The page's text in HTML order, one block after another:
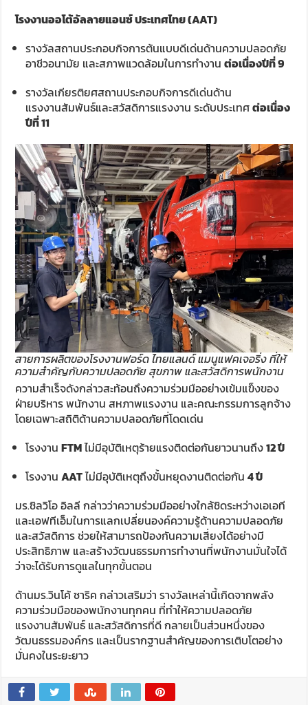
โรงงานออโต้อัลลายแอนซ์ ประเทศไทย (AAT)
รางวัลสถานประกอบกิจการต้นแบบดีเด่นด้านความปลอดภัย
อาชีวอนามัย และสภาพแวดล้อมในการทำงานต่อเนื่องปีที่ 9
รางวัลเกียรติยศสถานประกอบกิจการดีเด่นด้าน
แรงงานสัมพันธ์และสวัสดิการแรงงาน ระดับประเทศต่อเนื่อง
ปีที่ 11
สายการผลิตของโรงงานฟอร์ด ไทยแลนด์ แมนูแฟคเจอริ่ง ที่ให้
ความสำคัญกับความปลอดภัย สุขภาพ และสวัสดิการพนักงาน
ความสำเร็จดังกล่าวสะท้อนถึงความร่วมมืออย่างเข้มแข็งของ
ฝ่ายบริหาร พนักงาน สหภาพแรงงาน และคณะกรรมการลูกจ้าง
โดยเฉพาะสถิติด้านความปลอดภัยที่โดดเด่น
โรงงานFTMไม่มีอุบัติเหตุร้ายแรงติดต่อกันยาวนานถึง12 ปี
โรงงานAATไม่มีอุบัติเหตุถึงขั้นหยุดงานติดต่อกัน4 ปี
มร.ซิลวิโอ อิลลี กล่าวว่าความร่วมมืออย่างใกล้ชิดระหว่างเอเอที
และเอฟทีเอ็มในการแลกเปลี่ยนองค์ความรู้ด้านความปลอดภัย
และสวัสดิการ ช่วยให้สามารถป้องกันความเสี่ยงได้อย่างมี
ประสิทธิภาพ และสร้างวัฒนธรรมการทำงานที่พนักงานมั่นใจได้
ว่าจะได้รับการดูแลในทุกขั้นตอน
ด้านมร.วินโค้ ซาริค กล่าวเสริมว่า รางวัลเหล่านี้เกิดจากพลัง
ความร่วมมือของพนักงานทุกคน ที่ทำให้ความปลอดภัย
แรงงานสัมพันธ์ และสวัสดิการที่ดี กลายเป็นส่วนหนึ่งของ
วัฒนธรรมองค์กร และเป็นรากฐานสำคัญของการเติบโตอย่าง
มั่นคงในระยะยาว